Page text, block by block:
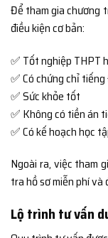
Để tham gia chương
điều kiện cơ bản:
✅ Tốt nghiệp THPT
✅ Có chứng chỉ
✅ Sức khỏe tốt
✅ Không có tiền án
✅ Có kế hoạch học
Ngoài ra, việc tham
tra hồ sơ miễn phí
Lộ trình tư vấn